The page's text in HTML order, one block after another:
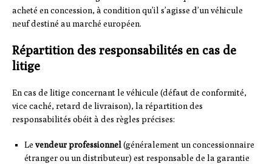
acheté en concession, à condition qu’il s’agisse d’un véhicule
neuf destiné au marché européen.
Répartition des responsabilités en cas de
litige
En cas de litige concernant le véhicule (défaut de conformité,
vice caché, retard de livraison), la répartition des
responsabilités obéit à des règles précises:
Le vendeur professionnel(généralement un concessionnaire
étranger ou un distributeur) est responsable de la garantie